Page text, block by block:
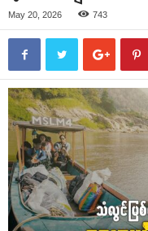
May 20, 2026 743